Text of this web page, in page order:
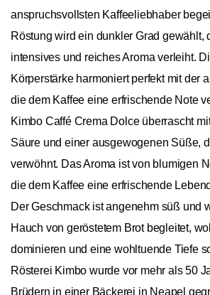
anspruchsvollsten Kaffeeliebhaber
Röstung wird ein dunkler Grad gewählt,
intensives und reiches Aroma verleiht.
Körperstärke harmoniert perfekt mit der
die dem Kaffee eine erfrischende Note
Kimbo Caffé Crema Dolce überrascht
Säure und einer ausgewogenen Süße,
verwöhnt. Das Aroma ist von blumigen
die dem Kaffee eine erfrischende
Der Geschmack ist angenehm süß und
Hauch von geröstetem Brot begleitet,
dominieren und eine wohltuende Tiefe
Rösterei Kimbo wurde vor mehr als 50
Brüdern in einer Bäckerei in Neapel